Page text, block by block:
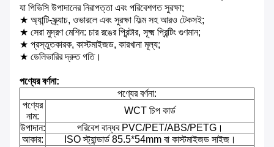
যা পিভিসি উপাদানের নিরাপত্তা এবং পরিবেশগত সুরক্ষা;
★ অ্যান্টি-স্ক্র্যাচ, ওভারলে এবং সুরক্ষা ফিল্ম সহ আরও টেকসই;
★ সেরা মুদ্রণ মেশিন: চার রঙের প্রিন্টার, সূক্ষ্ম প্রিন্টিং গুণমান;
★ প্রস্তুতকারক, কাস্টমাইজড, কারখানা মূল্য;
★ ডেলিভারির দ্রুত গতি।
পণ্যের বর্ণনা:
পণ্যের বর্ণনা:
পণ্যের
নাম:
WCT চিপ কার্ড
উপাদান:
পরিবেশ বান্ধব PVC/PET/ABS/PETG।
আকার:
ISO স্ট্যান্ডার্ড 85.5*54mm বা কাস্টমাইজড সাইজ।